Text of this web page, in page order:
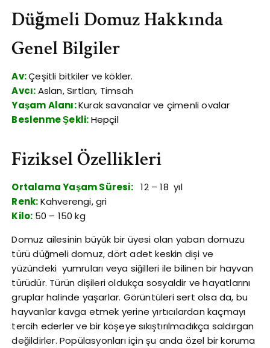
Düğmeli Domuz Hakkında
Genel Bilgiler
Av:Çeşitli bitkiler ve kökler.
Avcı:Aslan, Sırtlan, Timsah
Yaşam Alanı:Kurak savanalar ve çimenli ovalar
Beslenme Şekli:Hepçil
Fiziksel Özellikleri
Ortalama Yaşam Süresi:12 – 18 yıl
Renk:Kahverengi, gri
Kilo: 50 – 150 kg
Domuz ailesinin büyük bir üyesi olan yaban domuzu
türü düğmeli domuz, dört adet keskin dişi ve
yüzündeki yumruları veya siğilleri ile bilinen bir hayvan
türüdür. Türün dişileri oldukça sosyaldir ve hayatlarını
gruplar halinde yaşarlar. Görüntüleri sert olsa da, bu
hayvanlar kavga etmek yerine yırtıcılardan kaçmayı
tercih ederler ve bir köşeye sıkıştırılmadıkça saldırgan
değildirler. Popülasyonları için şu anda özel bir koruma